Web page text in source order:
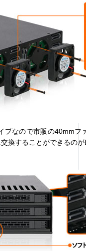
プなので市販の40mmフ
換することができるのが